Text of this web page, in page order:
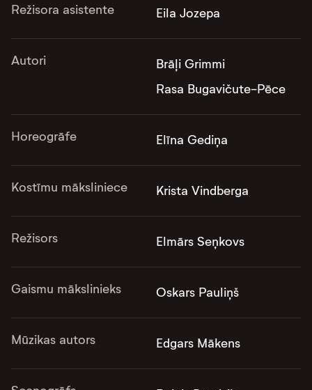
Režisora asistente Eila Jozepa
Autori
Brāļi Grimmi
Rasa Bugavičute-Pēce
Horeogrāfe Elīna Gediņa
Kostīmu māksliniece Krista Vindberga
Režisors Elmārs Seņkovs
Gaismu mākslinieks Oskars Pauliņš
Mūzikas autors Edgars Mākens